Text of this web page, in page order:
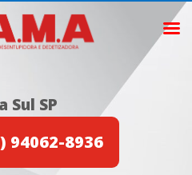
Sul SP
94062-8936